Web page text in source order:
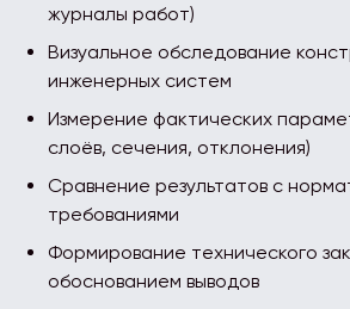
журналы работ)
Визуальное обследование
инженерных систем
Измерение фактических
слоёв, сечения, отклонения)
Сравнение результатов с
требованиями
Формирование технического
обоснованием выводов